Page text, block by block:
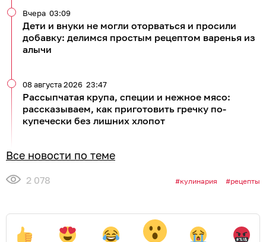
Дети и внуки не могли оторваться и просили
добавку: делимся простым рецептом варенья из
алычи
Вчера 03:09
Рассыпчатая крупа, специи и нежное мясо:
рассказываем, как приготовить гречку по-
купечески без лишних хлопот
08 августа 2026 23:47
Все новости по теме
2 078 кулинария рецепты